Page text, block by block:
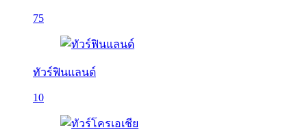
75
ทัวร์ฟินแลนด์
10